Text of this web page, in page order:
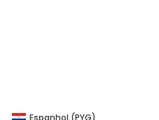
Espanhol (PYG)